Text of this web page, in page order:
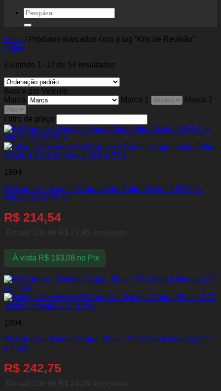
Pesquisar
por:
Início / Produtos marcados com a tag “Kits de Revisão”
Filtrar
Exibindo 1–12 de 54 resultados
Busca por Veículo
Marca
Marca 1 Marca 2
Filtro de preço
1994
Kit Correia + Bomba Dágua Astra Zafira Vectra 1.8 2.0 8v
Kadett (2.0 MPFI)
R$ 214,54
Em até 10x de R$ 21,45 sem juros
À vista R$193,08 no Pix
1994
Kit Correia + Bomba Dágua Blazer S10 Vectra Omega (2.2 /
2.4 8v)
R$ 242,75
Em até 10x de R$ 24,28 sem juros